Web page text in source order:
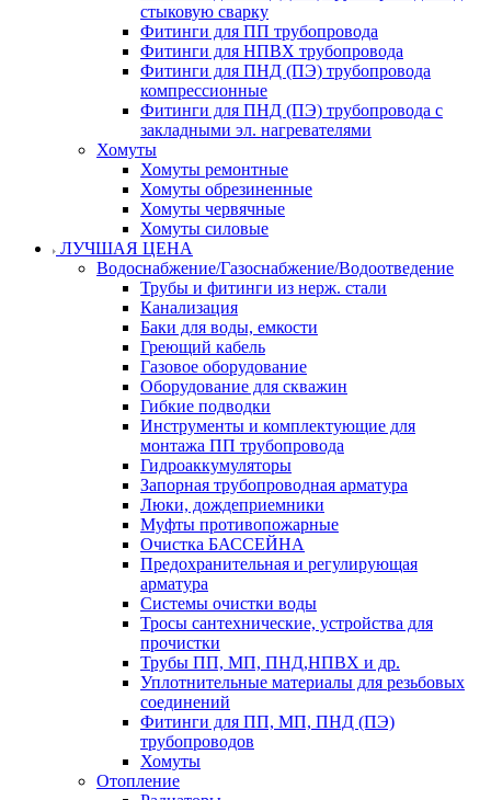
стыковую сварку
Фитинги для ПП трубопровода
Фитинги для НПВХ трубопровода
Фитинги для ПНД (ПЭ) трубопровода
компрессионные
Фитинги для ПНД (ПЭ) трубопровода с
закладными эл. нагревателями
Хомуты
Хомуты ремонтные
Хомуты обрезиненные
Хомуты червячные
Хомуты силовые
ЛУЧШАЯ ЦЕНА
Водоснабжение/Газоснабжение/Водоотведение
Трубы и фитинги из нерж. стали
Канализация
Баки для воды, емкости
Греющий кабель
Газовое оборудование
Оборудование для скважин
Гибкие подводки
Инструменты и комплектующие для
монтажа ПП трубопровода
Гидроаккумуляторы
Запорная трубопроводная арматура
Люки, дождеприемники
Муфты противопожарные
Очистка БАССЕЙНА
Предохранительная и регулирующая
арматура
Системы очистки воды
Тросы сантехнические, устройства для
прочистки
Трубы ПП, МП, ПНД,НПВХ и др.
Уплотнительные материалы для резьбовых
соединений
Фитинги для ПП, МП, ПНД (ПЭ)
трубопроводов
Хомуты
Отопление